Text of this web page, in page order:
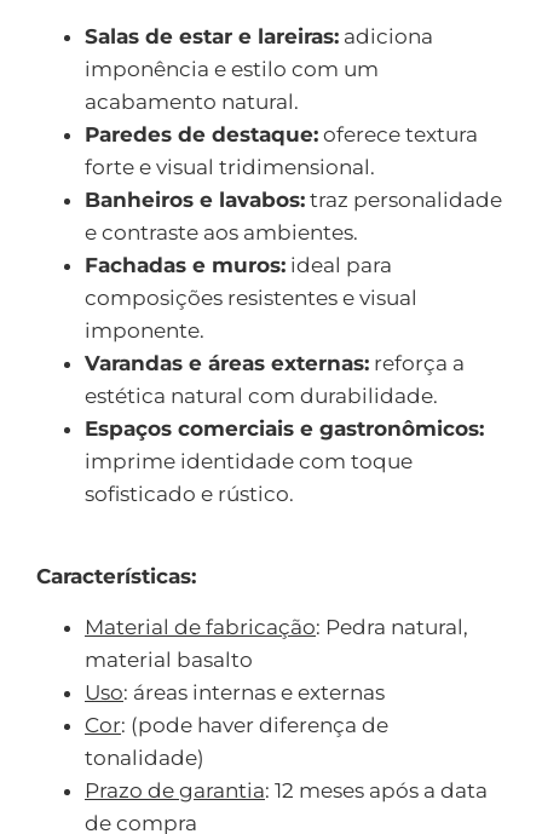
Salas de estar e lareiras: adiciona
imponência e estilo com um
acabamento natural.
Paredes de destaque: oferece textura
forte e visual tridimensional.
Banheiros e lavabos: traz personalidade
e contraste aos ambientes.
Fachadas e muros: ideal para
composições resistentes e visual
imponente.
Varandas e áreas externas: reforça a
estética natural com durabilidade.
Espaços comerciais e gastronômicos:
imprime identidade com toque
sofisticado e rústico.
Características:
Material de fabricação: Pedra natural,
material basalto
Uso: áreas internas e externas
Cor: (pode haver diferença de
tonalidade)
Prazo de garantia: 12 meses após a data
de compra